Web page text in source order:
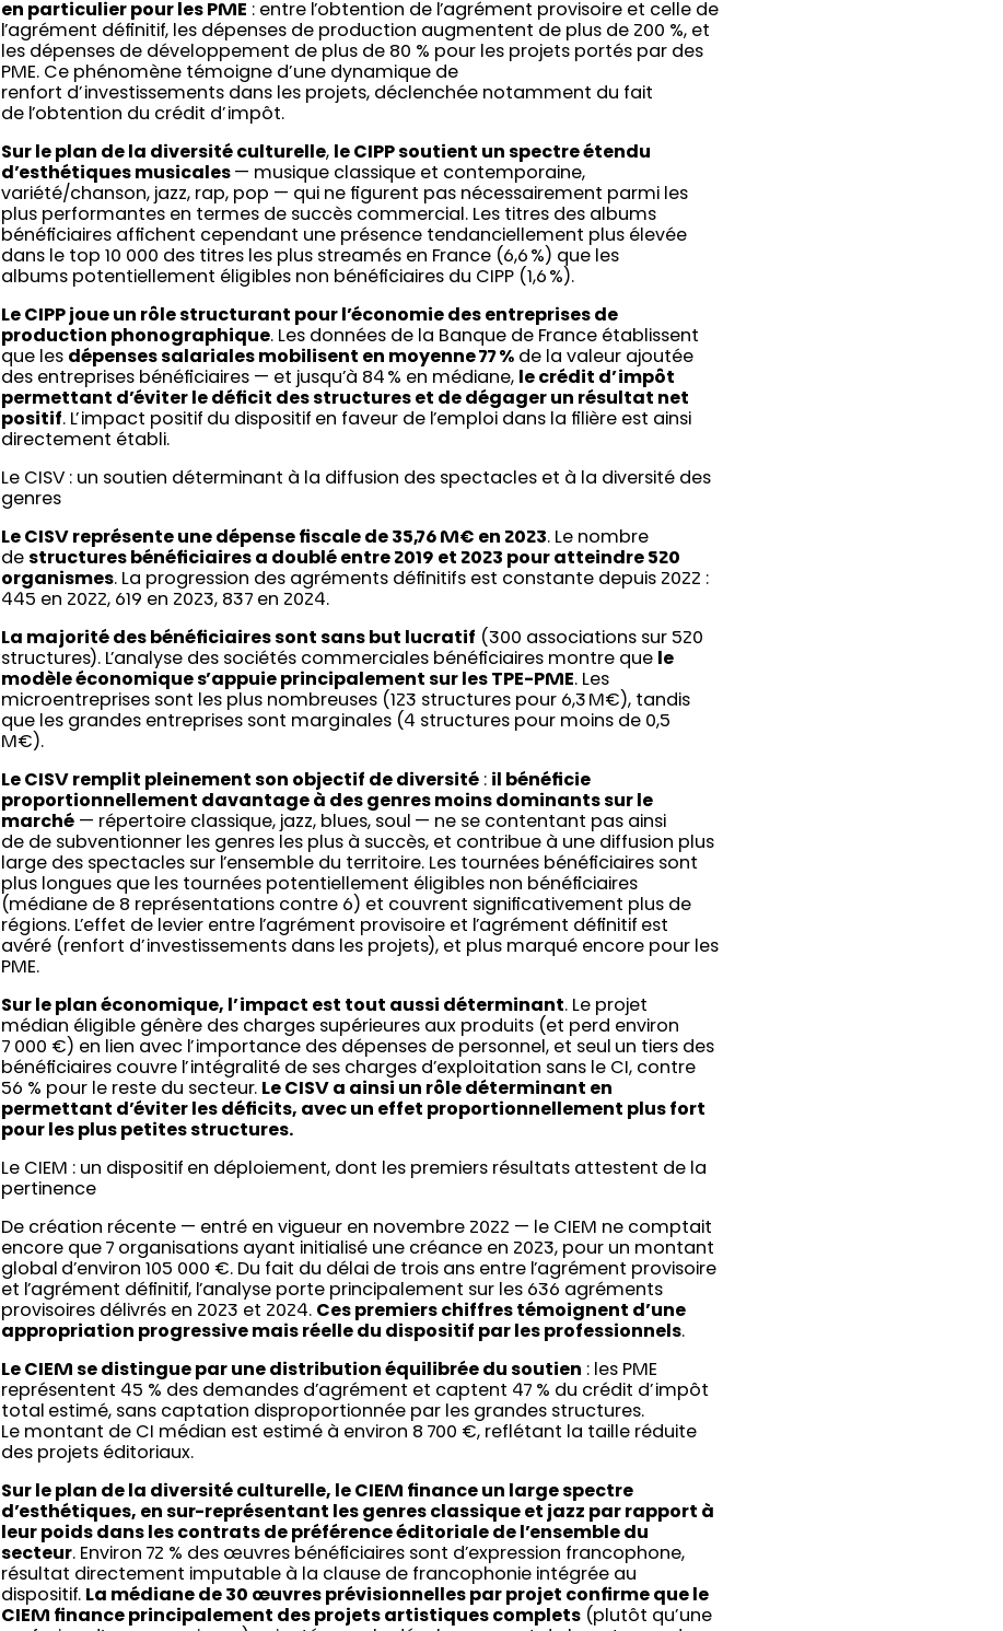
en particulier pour les PME : entre l’obtention de l’agrément provisoire et celle de
l’agrément définitif, les dépenses de production augmentent de plus de 200 %, et
les dépenses de développement de plus de 80 % pour les projets portés par des
PME. Ce phénomène témoigne d’une dynamique de
renfort d’investissements dans les projets, déclenchée notamment du fait
de l’obtention du crédit d’impôt.
Sur le plan de la diversité culturelle,
le CIPP soutient un spectre étendu
d’esthétiques musicales — musique classique et contemporaine,
variété/chanson, jazz, rap, pop — qui ne figurent pas nécessairement parmi les
plus performantes en termes de succès commercial. Les titres des albums
bénéficiaires affichent cependant une présence tendanciellement plus élevée
dans le top 10 000 des titres les plus streamés en France (6,6 %) que les
albums potentiellement éligibles non bénéficiaires du CIPP (1,6 %).
Le CIPP joue un rôle structurant pour l’économie des entreprises de
production phonographique. Les données de la Banque de France établissent
que les dépenses salariales mobilisent en moyenne 77 % de la valeur ajoutée
des entreprises bénéficiaires — et jusqu’à 84 % en médiane,
le crédit d’impôt
permettant d’éviter le déficit des structures et de dégager un résultat net
positif. L’impact positif du dispositif en faveur de l’emploi dans la filière est ainsi
directement établi.
Le CISV : un soutien déterminant à la diffusion des spectacles et à la diversité des
genres
Le CISV représente une dépense fiscale de 35,76 M€ en 2023. Le nombre
de structures bénéficiaires a doublé entre 2019 et 2023 pour atteindre 520
organismes. La progression des agréments définitifs est constante depuis 2022 :
445 en 2022, 619 en 2023, 837 en 2024.
La majorité des bénéficiaires sont sans but lucratif (300 associations sur 520
structures). L’analyse des sociétés commerciales bénéficiaires montre que
le
modèle économique s’appuie principalement sur les TPE-PME. Les
microentreprises sont les plus nombreuses (123 structures pour 6,3 M€), tandis
que les grandes entreprises sont marginales (4 structures pour moins de 0,5
M€).
Le CISV remplit pleinement son objectif de diversité : il bénéficie
proportionnellement davantage à des genres moins dominants sur le
marché — répertoire classique, jazz, blues, soul — ne se contentant pas ainsi
de de subventionner les genres les plus à succès, et contribue à une diffusion plus
large des spectacles sur l’ensemble du territoire. Les tournées bénéficiaires sont
plus longues que les tournées potentiellement éligibles non bénéficiaires
(médiane de 8 représentations contre 6) et couvrent significativement plus de
régions. L’effet de levier entre l’agrément provisoire et l’agrément définitif est
avéré (renfort d’investissements dans les projets), et plus marqué encore pour les
PME.
Sur le plan économique, l’impact est tout aussi déterminant. Le projet
médian éligible génère des charges supérieures aux produits (et perd environ
7 000 €) en lien avec l’importance des dépenses de personnel, et seul un tiers des
bénéficiaires couvre l’intégralité de ses charges d’exploitation sans le CI, contre
56 % pour le reste du secteur. Le CISV a ainsi un rôle déterminant en
permettant d’éviter les déficits, avec un effet proportionnellement plus fort
pour les plus petites structures.
Le CIEM : un dispositif en déploiement, dont les premiers résultats attestent de la
pertinence
De création récente — entré en vigueur en novembre 2022 — le CIEM ne comptait
encore que 7 organisations ayant initialisé une créance en 2023, pour un montant
global d’environ 105 000 €. Du fait du délai de trois ans entre l’agrément provisoire
et l’agrément définitif, l’analyse porte principalement sur les 636 agréments
provisoires délivrés en 2023 et 2024. Ces premiers chiffres témoignent d’une
appropriation progressive mais réelle du dispositif par les professionnels.
Le CIEM se distingue par une distribution équilibrée du soutien : les PME
représentent 45 % des demandes d’agrément et captent 47 % du crédit d’impôt
total estimé, sans captation disproportionnée par les grandes structures.
Le montant de CI médian est estimé à environ 8 700 €, reflétant la taille réduite
des projets éditoriaux.
Sur le plan de la diversité culturelle, le CIEM finance un large spectre
d’esthétiques, en sur-représentant les genres classique et jazz par rapport à
leur poids dans les contrats de préférence éditoriale de l’ensemble du
secteur. Environ 72 % des œuvres bénéficiaires sont d’expression francophone,
résultat directement imputable à la clause de francophonie intégrée au
dispositif. La médiane de 30 œuvres prévisionnelles par projet confirme que le
CIEM finance principalement des projets artistiques complets (plutôt qu’une